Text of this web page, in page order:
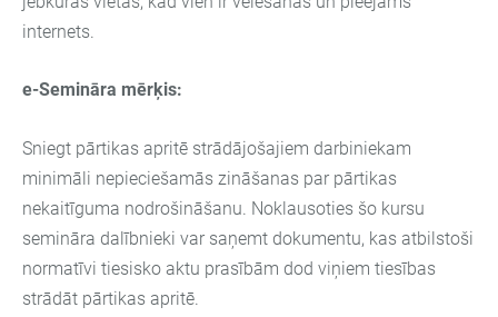
internets.
e-Semināra mērķis:
Sniegt pārtikas apritē strādājošajiem darbiniekam
minimāli nepieciešamās zināšanas par pārtikas
nekaitīguma nodrošināšanu. Noklausoties šo kursu
semināra dalībnieki var saņemt dokumentu, kas atbilstoši
normatīvi tiesisko aktu prasībām dod viņiem tiesības
strādāt pārtikas apritē.